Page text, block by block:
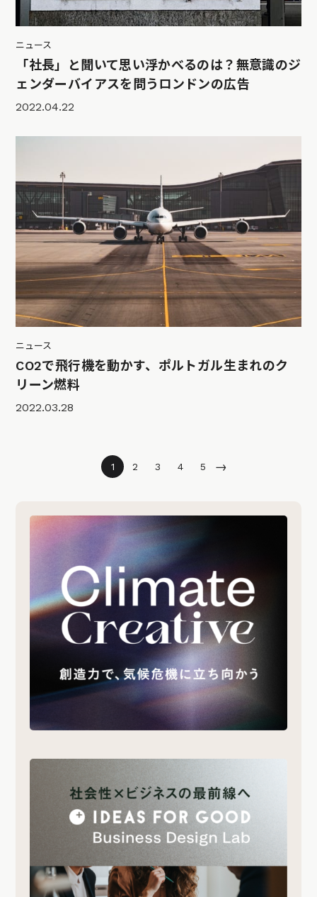
ニュース
「社長」と聞いて思い浮かべるのは？無意識のジ
ェンダーバイアスを問うロンドンの広告
2022.04.22
ニュース
CO2で飛行機を動かす、ポルトガル生まれのク
リーン燃料
2022.03.28
1 2 3 4 5 →